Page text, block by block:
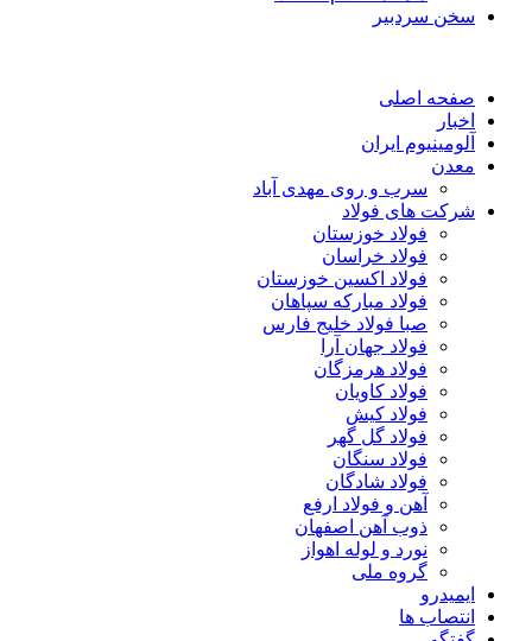
سخن سردبیر
صفحه اصلی
اخبار
آلومینیوم ایران
معدن
سرب و روی مهدی آباد
شرکت های فولاد
فولاد خوزستان
فولاد خراسان
فولاد اکسین خوزستان
فولاد مبارکه سپاهان
صبا فولاد خلیج فارس
فولاد جهان آرا
فولاد هرمزگان
فولاد کاویان
فولاد کیش
فولاد گل گهر
فولاد سنگان
فولاد شادگان
آهن و فولاد ارفع
ذوب آهن اصفهان
نورد و لوله اهواز
گروه ملی
ایمیدرو
انتصاب ها